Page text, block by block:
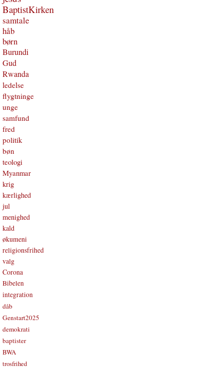
BaptistKirken
samtale
håb
børn
Burundi
Gud
Rwanda
ledelse
flygtninge
unge
samfund
fred
politik
bøn
teologi
Myanmar
krig
kærlighed
jul
menighed
kald
økumeni
religionsfrihed
valg
Corona
Bibelen
integration
dåb
Genstart2025
demokrati
baptister
BWA
trosfrihed